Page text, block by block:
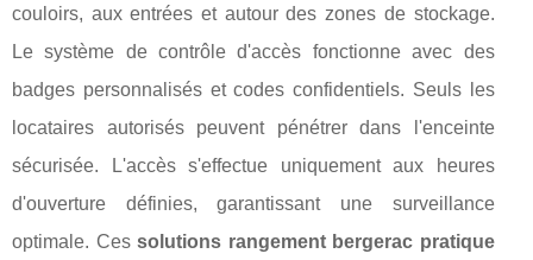
couloirs, aux entrées et autour des zones de stockage.
Le système de contrôle d'accès fonctionne avec des
badges personnalisés et codes confidentiels. Seuls les
locataires autorisés peuvent pénétrer dans l'enceinte
sécurisée. L'accès s'effectue uniquement aux heures
d'ouverture définies, garantissant une surveillance
optimale. Cessolutions rangement bergerac pratique